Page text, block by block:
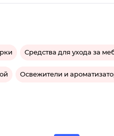
Средства для ухода за
Освежители и